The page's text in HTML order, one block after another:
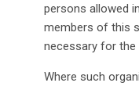
persons allowed
members of this
necessary for
Where such